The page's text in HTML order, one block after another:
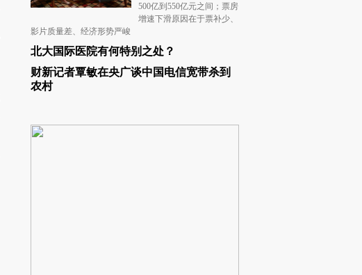
500亿到550亿元之间；票房
增速下滑原因在于票补少、
影片质量差、经济形势严峻
北大国际医院有何特别之处？
财新记者覃敏在央广谈中国电信宽带杀到
农村